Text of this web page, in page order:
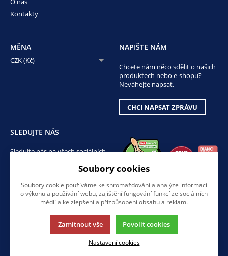
Kontakty
MĚNA
CZK (Kč)
NAPIŠTE NÁM
Chcete nám něco sdělit o našich
produktech nebo e-shopu?
Neváhejte napsat.
CHCI NAPSAT ZPRÁVU
SLEDUJTE NÁS
Sledujte nás na všech sociálních
Tato stránka používá soubory cookies. Klikněte pro více informací.
Soubory cookies
Soubory cookie používáme ke shromažďování a analýze informací
o výkonu a používání webu, zajištění fungování funkcí ze sociálních
médií a ke zlepšení a přizpůsobení obsahu a reklam.
Zamítnout vše Povolit cookies
Nastavení cookies